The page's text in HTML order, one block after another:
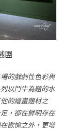
團
的戲劇性色彩與
以鬥牛為題的水
的繪畫題材之
，卻在鮮明存在
歡愉之外，更增